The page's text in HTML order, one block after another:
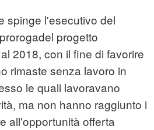
spinge l'esecutivo del
progetto
2018, con il fine di favorire
rimaste senza lavoro in
le quali lavoravano
ma non hanno raggiunto i
all'opportunità offerta